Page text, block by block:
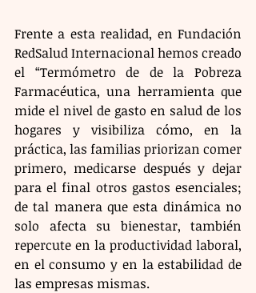
​Frente a esta realidad, en Fundación
RedSalud Internacional hemos creado
el “Termómetro de de la Pobreza
Farmacéutica, una herramienta que
mide el nivel de gasto en salud de los
hogares y visibiliza cómo, en la
práctica, las familias priorizan comer
primero, medicarse después y dejar
para el final otros gastos esenciales;
de tal manera que esta dinámica no
solo afecta su bienestar, también
repercute en la productividad laboral,
en el consumo y en la estabilidad de
las empresas mismas.